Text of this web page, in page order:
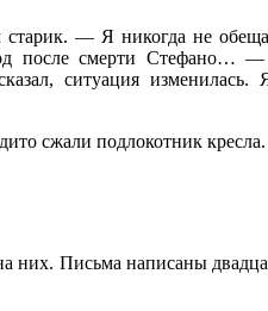
— Я никогда не
после смерти Стефано… —
ситуация изменилась.
сжали подлокотник кресла.
них. Письма написаны